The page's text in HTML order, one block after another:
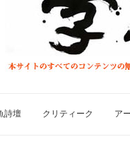
詩壇 クリティーク ア